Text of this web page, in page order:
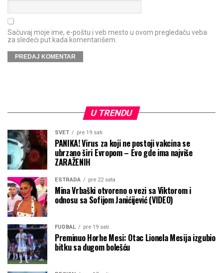
Sačuvaj moje ime, e-poštu i veb mesto u ovom pregledaču veba
za sledeći put kada komentarišem.
U TRENDU
SVET pre 19 sati
PANIKA! Virus za koji ne postoji vakcina se
ubrzano širi Evropom – Evo gde ima najviše
ZARAŽENIH
ESTRADA pre 22 sata
Mina Vrbaški otvoreno o vezi sa Viktorom i
odnosu sa Sofijom Janićijević (VIDEO)
FUDBAL pre 19 sati
Preminuo Horhe Mesi: Otac Lionela Mesija izgubio
bitku sa dugom bolešću